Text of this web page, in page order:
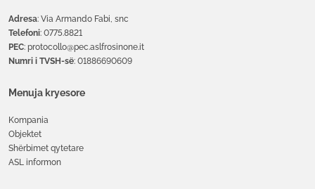
Adresa: Via Armando Fabi, snc
Telefoni: 0775.8821
PEC: protocollo@pec.aslfrosinone.it
Numri i TVSH-së: 01886690609
Menuja kryesore
Kompania
Objektet
Shërbimet qytetare
ASL informon